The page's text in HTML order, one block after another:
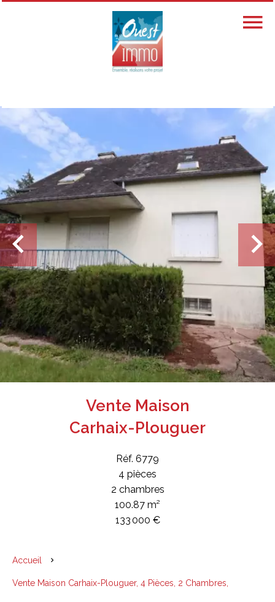
Vente Maison
Carhaix-Plouguer
Réf. 6779
4 pièces
2 chambres
100.87 m²
133 000 €
Accueil
Vente Maison Carhaix-Plouguer, 4 Pièces, 2 Chambres,